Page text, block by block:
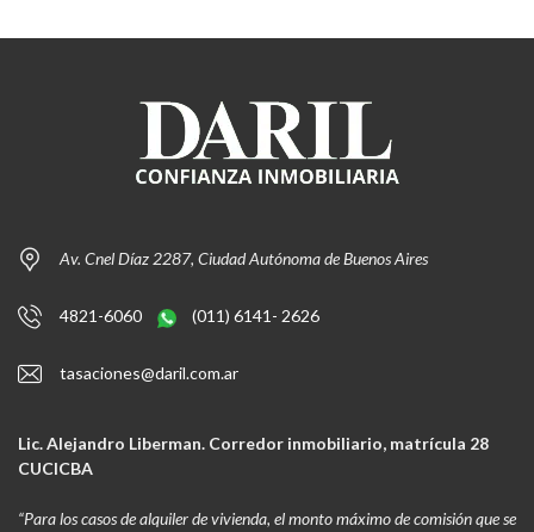
Av. Cnel Díaz 2287, Ciudad Autónoma de Buenos Aires
4821-6060 (011) 6141- 2626
tasaciones@daril.com.ar
Lic. Alejandro Liberman. Corredor inmobiliario, matrícula 28
CUCICBA
“Para los casos de alquiler de vivienda, el monto máximo de comisión que se